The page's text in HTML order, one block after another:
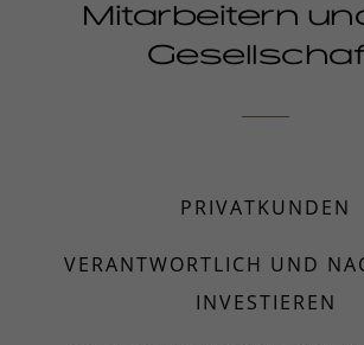
Mitarbeitern
PRIVATKUNDEN
VERANTWORTLICH UND
INVESTIEREN